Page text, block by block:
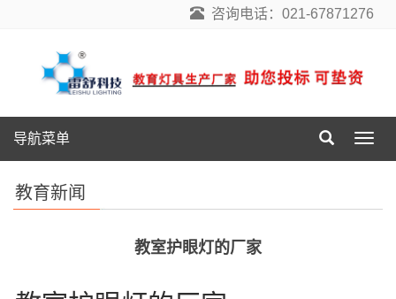
咨询电话：021-67871276
导
航
导航菜单
教育新闻
教室护眼灯的厂家